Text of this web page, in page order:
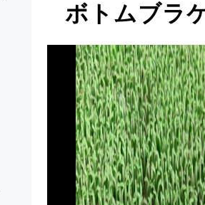
ボトムブラ